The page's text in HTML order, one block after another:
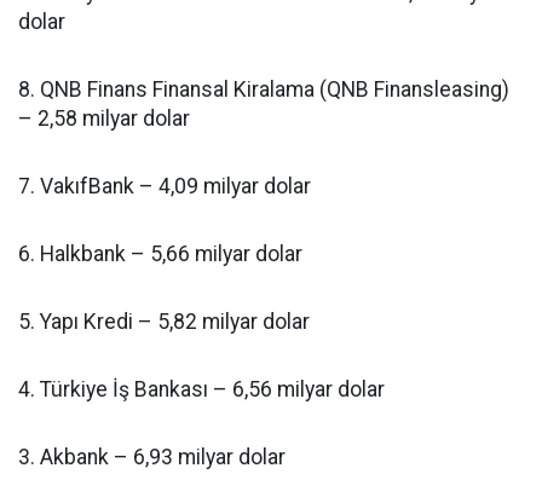
dolar
8. QNB Finans Finansal Kiralama (QNB Finansleasing)
– 2,58 milyar dolar
7. VakıfBank – 4,09 milyar dolar
6. Halkbank – 5,66 milyar dolar
5. Yapı Kredi – 5,82 milyar dolar
4. Türkiye İş Bankası – 6,56 milyar dolar
3. Akbank – 6,93 milyar dolar